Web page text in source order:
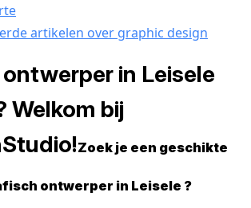
artikelen over graphic design
in Leisele
Welkom bij
Zoek je een geschikte
ontwerper in Leisele ?